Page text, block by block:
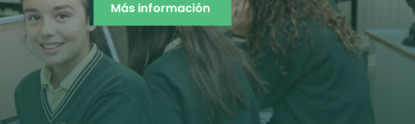
Más información